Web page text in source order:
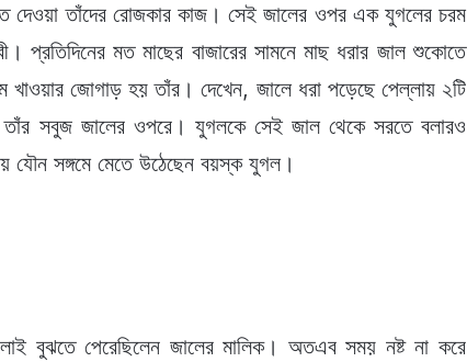
তাঁদের রোজকার কাজ। সেই জালের ওপর এক যুগলের চরম
প্রতিদিনের মত মাছের বাজারের সামনে মাছ ধরার জাল শুকোতে
খাওয়ার জোগাড় হয় তাঁর। দেখেন, জালে ধরা পড়েছে পেল্লায় ২টি
সবুজ জালের ওপরে। যুগলকে সেই জাল থেকে সরতে বলারও
যৌন সঙ্গমে মেতে উঠেছেন বয়স্ক যুগল।
বুঝতে পেরেছিলেন জালের মালিক। অতএব সময় নষ্ট না করে